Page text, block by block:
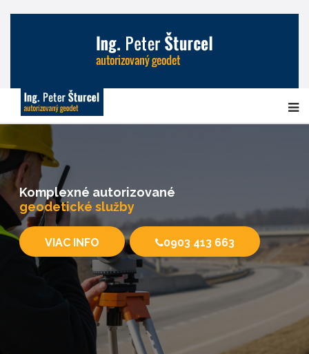
Komplexné autorizované
geodetické služby
VIAC INFO 0903 413 663